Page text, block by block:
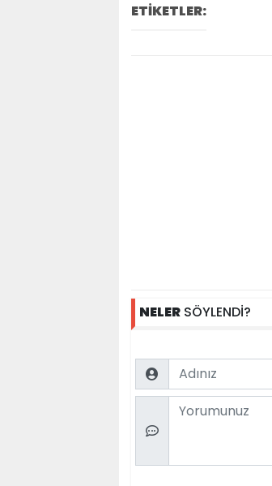
ETİKETLER:
NELER SÖYLENDİ?
Name
Comment